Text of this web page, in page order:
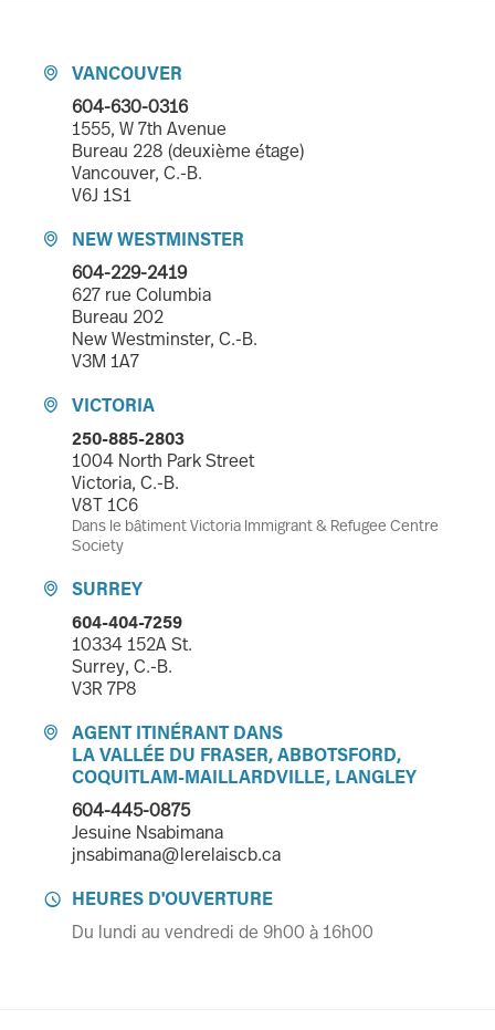

VANCOUVER
604-630-0316
1555, W 7th Avenue
Bureau 228 (deuxième étage)
Vancouver, C.-B.
V6J 1S1

NEW WESTMINSTER
604-229-2419
627 rue Columbia
Bureau 202
New Westminster, C.-B.
V3M 1A7

VICTORIA
250-885-2803
1004 North Park Street
Victoria, C.-B.
V8T 1C6
Dans le bâtiment Victoria Immigrant & Refugee Centre
Society

SURREY
604-404-7259
10334 152A St.
Surrey, C.-B.
V3R 7P8

AGENT ITINÉRANT DANS
LA VALLÉE DU FRASER, ABBOTSFORD,
COQUITLAM-MAILLARDVILLE, LANGLEY
604-445-0875
Jesuine Nsabimana
jnsabimana@lerelaiscb.ca

HEURES D'OUVERTURE
Du lundi au vendredi de 9h00 à 16h00